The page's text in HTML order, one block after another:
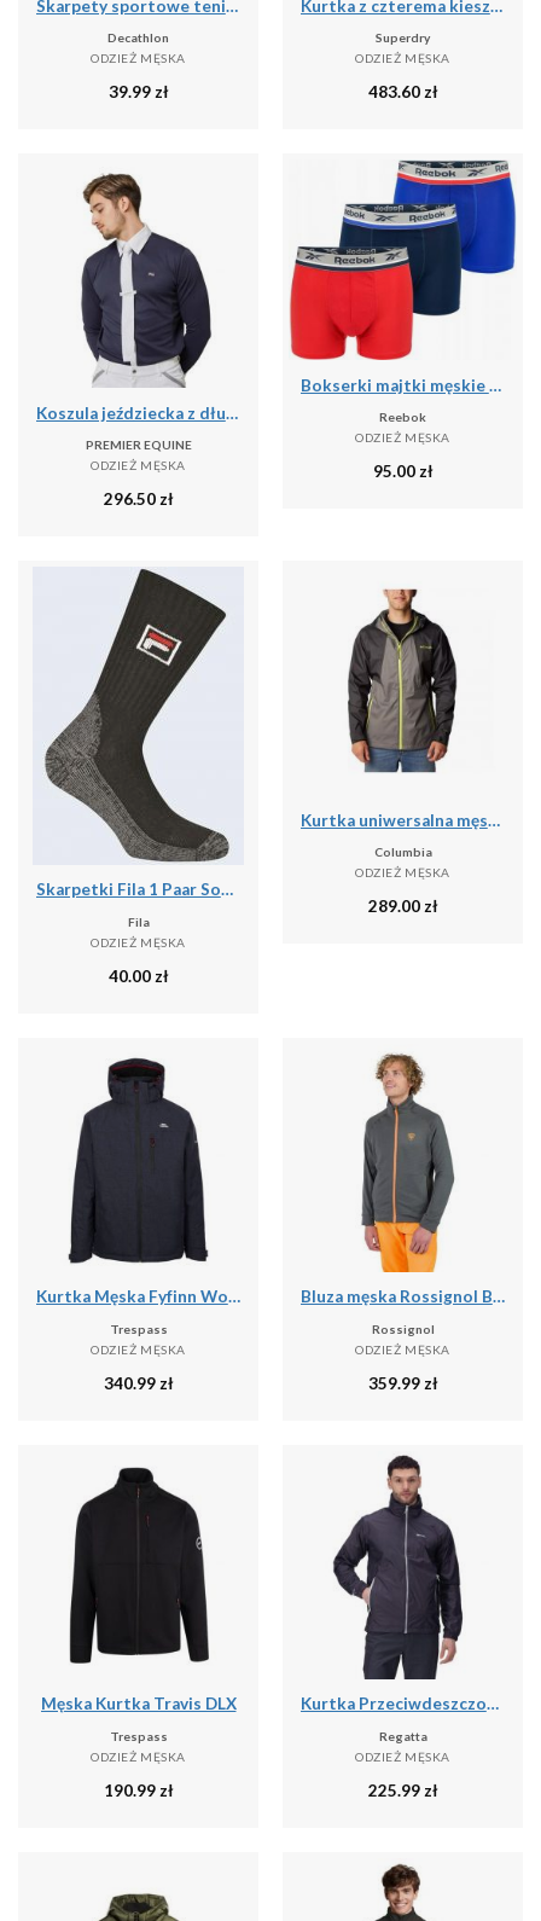
Skarpety sportowe tenis Artengo RS160 niskie 5 par
Decathlon
ODZIEŻ MĘSKA
39.99zł
Kurtka z czterema kieszeniami Superdry
Superdry
ODZIEŻ MĘSKA
483.60zł
Koszula jeździecka z długim rękawem Premier Equine Giulio
PREMIER EQUINE
ODZIEŻ MĘSKA
296.50zł
Bokserki majtki męskie 3 pary REEBOK SHORT SPORTS TRUNK ELIM
Reebok
ODZIEŻ MĘSKA
95.00zł
Skarpetki Fila 1 Paar Sock Black 39-42
Fila
ODZIEŻ MĘSKA
40.00 zł
Kurtka uniwersalna męska Columbia Inner Limits Ii Jacket
Columbia
ODZIEŻ MĘSKA
289.00zł
Kurtka Męska Fyfinn Wodoodporna
Trespass
ODZIEŻ MĘSKA
340.99 zł
Bluza męska Rossignol Blackside Fleece Fz
Rossignol
ODZIEŻ MĘSKA
359.99 zł
Męska Kurtka Travis DLX
Trespass
ODZIEŻ MĘSKA
190.99 zł
Kurtka Przeciwdeszczowa Męska Lyle IV
Regatta
ODZIEŻ MĘSKA
225.99 zł